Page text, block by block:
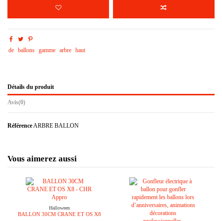
de ballons gamme arbre haut
Détails du produit
Avis(0)
RéférenceARBRE BALLON
Vous aimerez aussi
Halloween
BALLON 30CM CRANE ET OS X8